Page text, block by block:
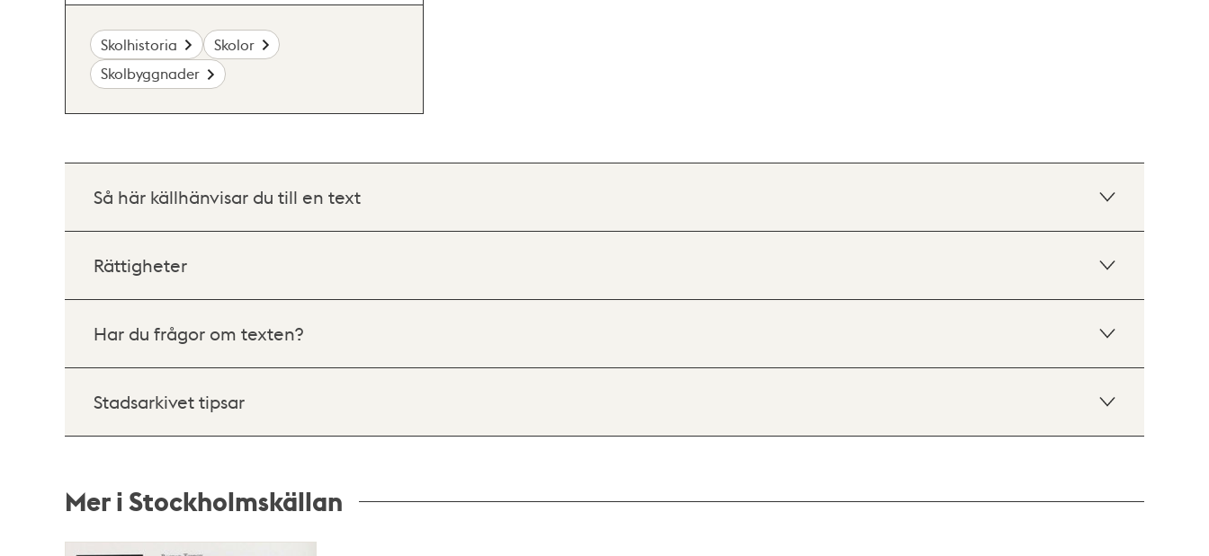
Skolhistoria
Skolor
Skolbyggnader
Så här källhänvisar du till en text
Rättigheter
Har du frågor om texten?
Stadsarkivet tipsar
Mer i Stockholmskällan
Relaterade